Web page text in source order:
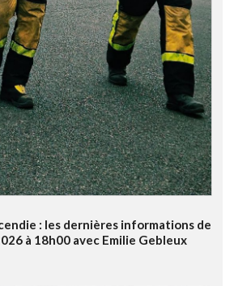
: les dernières informations de
à 18h00 avec Emilie Gebleux